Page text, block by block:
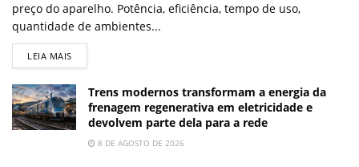
preço do aparelho. Potência, eficiência, tempo de uso,
quantidade de ambientes...
LEIA MAIS
Trens modernos transformam a energia da
frenagem regenerativa em eletricidade e
devolvem parte dela para a rede
8 DE AGOSTO DE 2026